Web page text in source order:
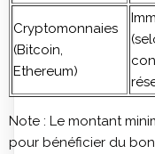
Cryptomonnaies
(Bitcoin,
Ethereum)
Note : Le montant
pour bénéficier du